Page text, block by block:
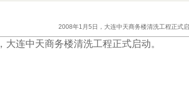
2008年1月5日，大连中天商务楼清洗工程正式
，大连中天商务楼清洗工程正式启动。